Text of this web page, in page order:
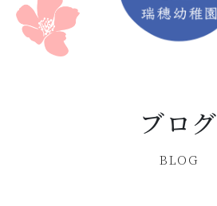
ブログ
BLOG